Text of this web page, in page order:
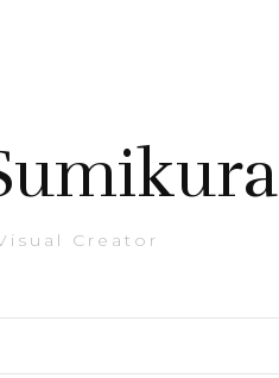
Creator